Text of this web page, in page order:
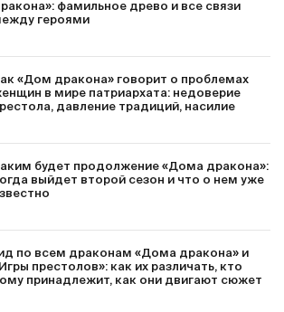
фамильное древо и все связи
героями
«Дом дракона» говорит о проблемах
в мире патриархата: недоверие
давление традиций, насилие
будет продолжение «Дома дракона»:
выйдет второй сезон и что о нем уже
по всем драконам «Дома дракона» и
престолов»: как их различать, кто
принадлежит, как они двигают сюжет